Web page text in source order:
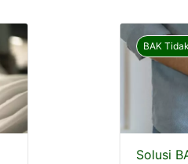
BAK
Solusi